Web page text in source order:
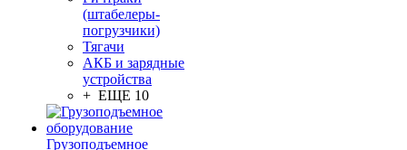
(штабелеры-
погрузчики)
Тягачи
АКБ и зарядные
устройства
+ ЕЩЕ 10
Грузоподъемное